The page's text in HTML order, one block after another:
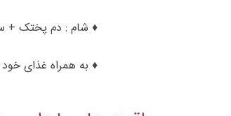
♦ شام : دم‌ پختک +
♦ به همراه غذای